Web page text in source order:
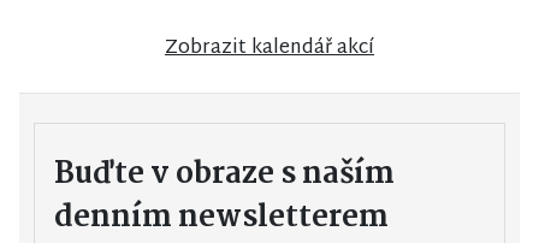
Zobrazit kalendář akcí
Buďte v obraze s naším
denním newsletterem